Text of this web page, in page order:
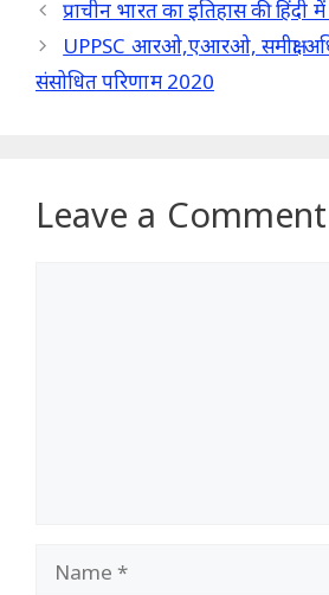
प्राचीन भारत का इतिहास की हिंदी
UPPSC आरओ,एआरओ, समीक्षा
संसोधित परिणाम 2020
Leave a Comment